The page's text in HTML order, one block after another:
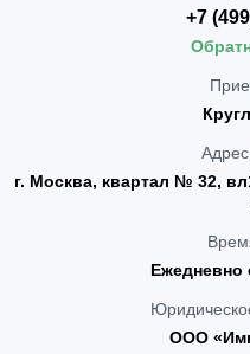
+7
г. Москва, квартал № 32,
Ежедневно
ООО